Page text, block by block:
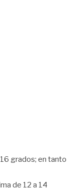
grados; en tanto
de 12 a 14